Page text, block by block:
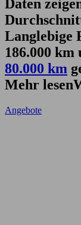
Daten
Langlebige
186.000 km
80.000 km
Mehr lesen
Angebote